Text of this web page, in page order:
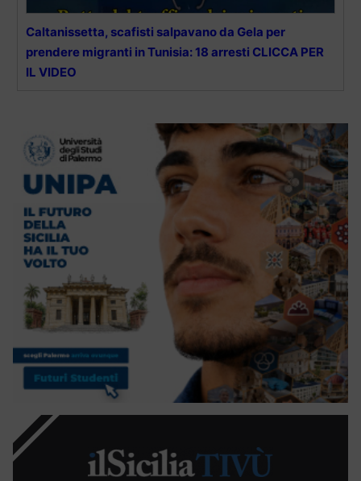
Caltanissetta, scafisti salpavano da Gela per
prendere migranti in Tunisia: 18 arresti CLICCA PER
IL VIDEO